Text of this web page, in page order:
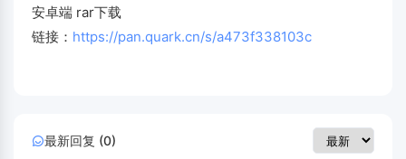
安卓端 rar下载
链接： https://pan.quark.cn/s/a473f338103c
最新回复 (0)